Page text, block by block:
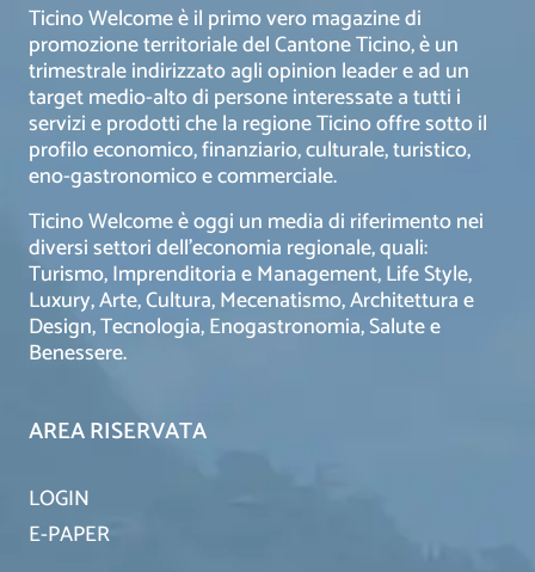
Ticino Welcome è il primo vero magazine di
promozione territoriale del Cantone Ticino, è un
trimestrale indirizzato agli opinion leader e ad un
target medio-alto di persone interessate a tutti i
servizi e prodotti che la regione Ticino offre sotto il
profilo economico, finanziario, culturale, turistico,
eno-gastronomico e commerciale.
Ticino Welcome è oggi un media di riferimento nei
diversi settori dell’economia regionale, quali:
Turismo, Imprenditoria e Management, Life Style,
Luxury, Arte, Cultura, Mecenatismo, Architettura e
Design, Tecnologia, Enogastronomia, Salute e
Benessere.
AREA RISERVATA
LOGIN
E-PAPER